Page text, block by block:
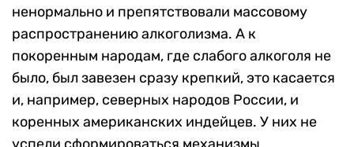
ненормально и препятствовали массовому
распространению алкоголизма. А к
покоренным народам, где слабого алкоголя не
было, был завезен сразу крепкий, это касается
и, например, северных народов России, и
коренных американских индейцев. У них не